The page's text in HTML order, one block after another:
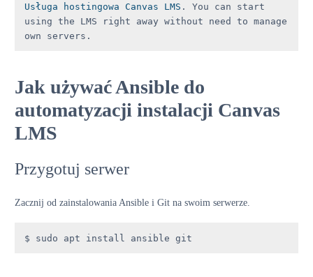
Usługa hostingowa Canvas LMS . You can start
using the LMS right away without need to manage
own servers.
Jak używać Ansible do
automatyzacji instalacji Canvas
LMS
Przygotuj serwer
Zacznij od zainstalowania Ansible i Git na swoim serwerze.
$ sudo apt install ansible git